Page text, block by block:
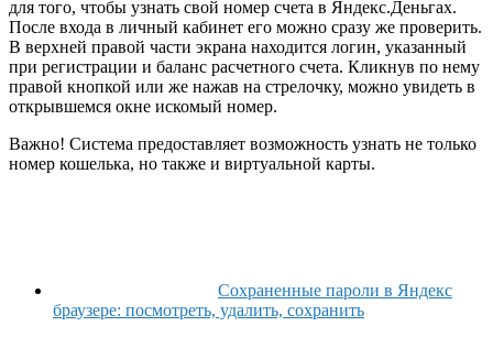
для того, чтобы узнать свой номер счета в Яндекс.Деньгах.
После входа в личный кабинет его можно сразу же проверить.
В верхней правой части экрана находится логин, указанный
при регистрации и баланс расчетного счета. Кликнув по нему
правой кнопкой или же нажав на стрелочку, можно увидеть в
открывшемся окне искомый номер.
Важно! Система предоставляет возможность узнать не только
номер кошелька, но также и виртуальной карты.
Сохраненные пароли в Яндекс
браузере: посмотреть, удалить, сохранить